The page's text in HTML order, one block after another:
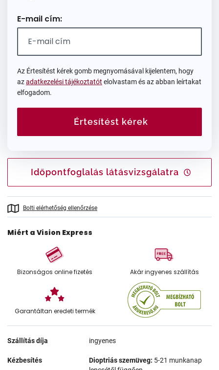
E-mail cím:
Az Értesítést kérek gomb megnyomásával kijelentem, hogy
azadatkezelési tájékoztatót elolvastam és az abban leírtakat
elfogadom.
Értesítést kérek
Időpontfoglalás látásvizsgálatra
Bolti elérhetőség ellenőrzése
Miért a Vision Express
Bizonságos online fizetés Akár ingyenes szállítás
Garantáltan eredeti termék
Szállítás díja ingyenes
Kézbesítés Dioptriás szemüveg: 5-21 munkanap